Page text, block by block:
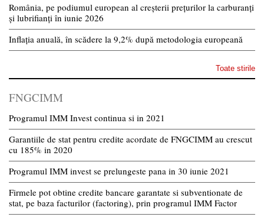
România, pe podiumul european al creșterii prețurilor la carburanți
și lubrifianți în iunie 2026
Inflația anuală, în scădere la 9,2% după metodologia europeană
Toate stirile
FNGCIMM
Programul IMM Invest continua si in 2021
Garantiile de stat pentru credite acordate de FNGCIMM au crescut
cu 185% in 2020
Programul IMM invest se prelungeste pana in 30 iunie 2021
Firmele pot obtine credite bancare garantate si subventionate de
stat, pe baza facturilor (factoring), prin programul IMM Factor